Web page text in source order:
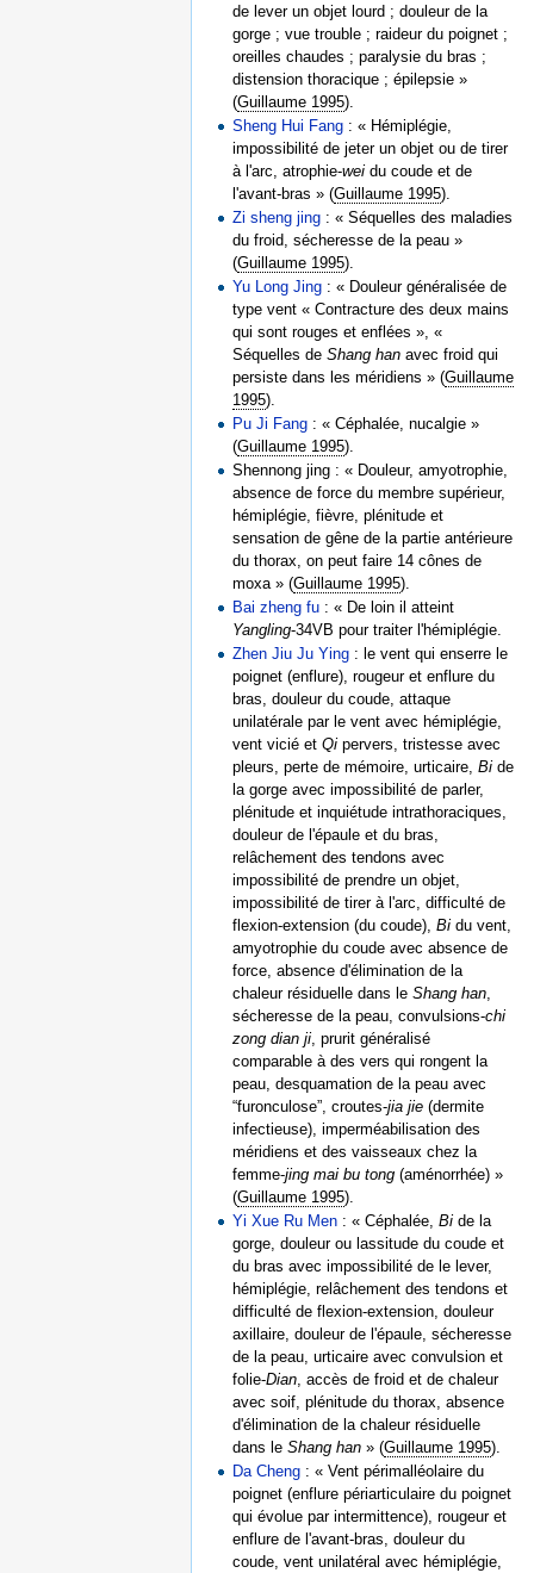
de lever un objet lourd ; douleur de la
gorge ; vue trouble ; raideur du poignet ;
oreilles chaudes ; paralysie du bras ;
distension thoracique ; épilepsie »
(Guillaume 1995).
Sheng Hui Fang : « Hémiplégie,
impossibilité de jeter un objet ou de tirer
à l'arc, atrophie-wei du coude et de
l'avant-bras » (Guillaume 1995).
Zi sheng jing : « Séquelles des maladies
du froid, sécheresse de la peau »
(Guillaume 1995).
Yu Long Jing : « Douleur généralisée de
type vent « Contracture des deux mains
qui sont rouges et enflées », «
Séquelles deShang han avec froid qui
persiste dans les méridiens » (Guillaume
1995).
Pu Ji Fang : « Céphalée, nucalgie »
(Guillaume 1995).
Shennong jing : « Douleur, amyotrophie,
absence de force du membre supérieur,
hémiplégie, fièvre, plénitude et
sensation de gêne de la partie antérieure
du thorax, on peut faire 14 cônes de
moxa » (Guillaume 1995).
Bai zheng fu : « De loin il atteint
Yangling-34VB pour traiter l'hémiplégie.
Zhen Jiu Ju Ying : le vent qui enserre le
poignet (enflure), rougeur et enflure du
bras, douleur du coude, attaque
unilatérale par le vent avec hémiplégie,
vent vicié etQi pervers, tristesse avec
pleurs, perte de mémoire, urticaire,Bi de
la gorge avec impossibilité de parler,
plénitude et inquiétude intrathoraciques,
douleur de l'épaule et du bras,
relâchement des tendons avec
impossibilité de prendre un objet,
impossibilité de tirer à l'arc, difficulté de
flexion-extension (du coude),Bi du vent,
amyotrophie du coude avec absence de
force, absence d'élimination de la
chaleur résiduelle dans leShang han
sécheresse de la peau, convulsions-chi
zong dian ji , prurit généralisé
comparable à des vers qui rongent la
peau, desquamation de la peau avec
“furonculose”, croutes-jia jie (dermite
infectieuse), imperméabilisation des
méridiens et des vaisseaux chez la
femme-jing mai bu tong (aménorrhée) »
(Guillaume 1995).
Yi Xue Ru Men : « Céphalée,Bi de la
gorge, douleur ou lassitude du coude et
du bras avec impossibilité de le lever,
hémiplégie, relâchement des tendons et
difficulté de flexion-extension, douleur
axillaire, douleur de l'épaule, sécheresse
de la peau, urticaire avec convulsion et
folie-Dian , accès de froid et de chaleur
avec soif, plénitude du thorax, absence
d'élimination de la chaleur résiduelle
dans leShang han » (Guillaume 1995).
Da Cheng : « Vent périmalléolaire du
poignet (enflure périarticulaire du poignet
qui évolue par intermittence), rougeur et
enflure de l'avant-bras, douleur du
coude, vent unilatéral avec hémiplégie,